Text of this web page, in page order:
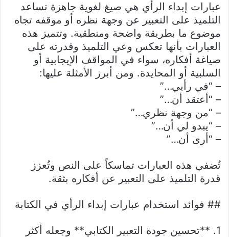
عبارات إبداء الرأي هي صيغ لغوية جاهزة تساعد
التلميذ على التعبير عن وجهة نظره أو موقفه تجاه
موضوع ما بطريقة واضحة ومنطقية. وتتميز هذه
العبارات بأنها تعكس وعي التلميذ وقدرته على
صياغة أفكاره، سواء في المواقف الإيجابية أو
السلبية أو المحايدة. ومن أبرز الأمثلة عليها:
– “في رأيي…”
– “أعتقد أن…”
– “من وجهة نظري…”
– “يبدو لي أن…”
– “أرى أن…”
تُضفي هذه العبارات تماسكاً على النص وتُعزز
قدرة التلميذ على التعبير عن أفكاره بثقة.
## فوائد استخدام عبارات إبداء الرأي في الكتابة
1. **تحسين جودة التعبير الكتابي** وجعله أكثر